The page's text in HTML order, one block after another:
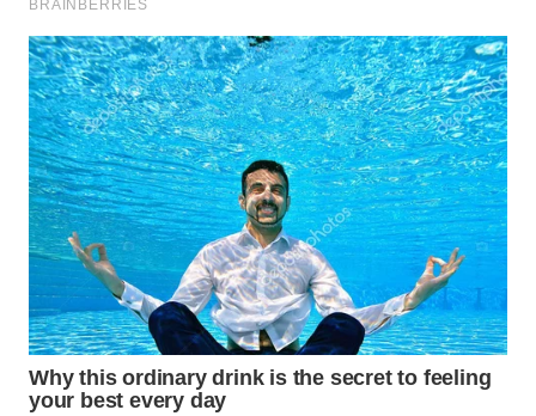
WN
BEKASI
WN
BOGOR
WN
DEPOK
WN
TAPANULI
UTARA